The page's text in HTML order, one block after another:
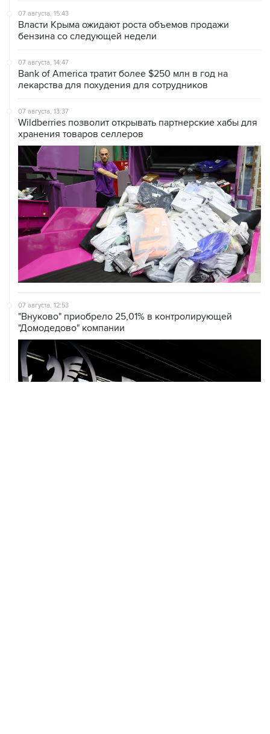
07 августа, 15:43
Власти Крыма ожидают роста объемов продажи
бензина со следующей недели
07 августа, 14:47
Bank of America тратит более $250 млн в год на
лекарства для похудения для сотрудников
07 августа, 13:37
Wildberries позволит открывать партнерские хабы для
хранения товаров селлеров
07 августа, 12:53
"Внуково" приобрело 25,01% в контролирующей
"Домодедово" компании